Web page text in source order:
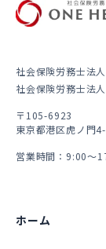
社会保険労務士法
社会保険労務士法
〒105-6923
東京都港区虎ノ門
営業時間：9:00～
ホーム